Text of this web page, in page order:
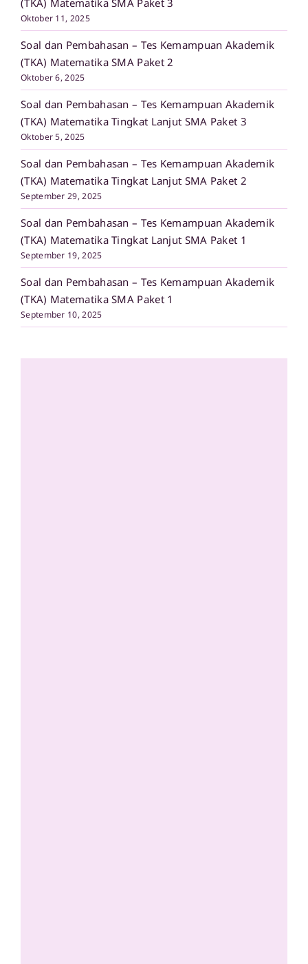
Oktober 11, 2025
Soal dan Pembahasan – Tes Kemampuan Akademik
(TKA) Matematika SMA Paket 2
Oktober 6, 2025
Soal dan Pembahasan – Tes Kemampuan Akademik
(TKA) Matematika Tingkat Lanjut SMA Paket 3
Oktober 5, 2025
Soal dan Pembahasan – Tes Kemampuan Akademik
(TKA) Matematika Tingkat Lanjut SMA Paket 2
September 29, 2025
Soal dan Pembahasan – Tes Kemampuan Akademik
(TKA) Matematika Tingkat Lanjut SMA Paket 1
September 19, 2025
Soal dan Pembahasan – Tes Kemampuan Akademik
(TKA) Matematika SMA Paket 1
September 10, 2025